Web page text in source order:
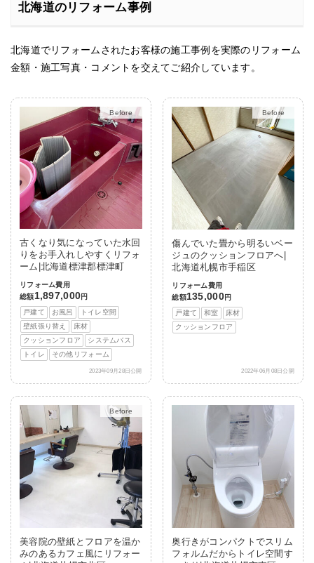
北海道のリフォーム事例
北海道でリフォームされたお客様の施工事例を実際のリフォーム
金額・施工写真・コメントを交えてご紹介しています。
After
古くなり気になっていた水回
りをお手入れしやすくリフォ
ーム|北海道標津郡標津町
リフォーム費用
総額1,897,000円
戸建て
お風呂
トイレ空間
壁紙張り替え
床材
クッションフロア
システムバス
トイレ
その他リフォーム
2023年09月28日公開
After
傷んでいた畳から明るいベー
ジュのクッションフロアへ|
北海道札幌市手稲区
リフォーム費用
総額135,000円
戸建て
和室
床材
クッションフロア
2022年06月08日公開
After
美容院の壁紙とフロアを温か
みのあるカフェ風にリフォー
奥行きがコンパクトでスリム
フォルムだからトイレ空間す